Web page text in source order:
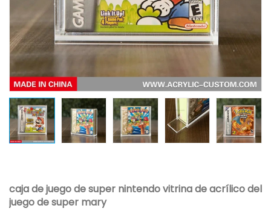
caja de juego de super nintendo vitrina de acrílico del
juego de super mary